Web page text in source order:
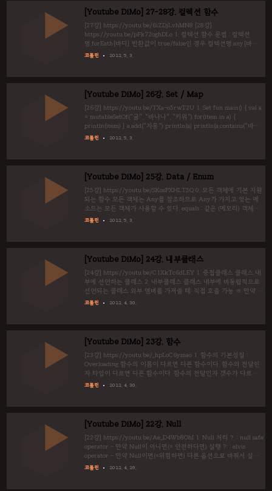
} fun getPrice(foodName: String) { val cost = when(foodName) {
F..[Youtube DiMo] 27-28강. 컬렉션 함수
[27강] https://youtu.be/6iZDjLvhMN8 [28강]
https://youtu.be/pFk72oghDLo 1. 컬렉션 함수 문법 : 컬렉션
명.forEath{바디} 반환값이 true/false인 경우 컬렉션명.any{바디}
==> OR : 하나라도 참이면 컬렉션명.all{바디} ==> AND : 모두 참
을 발생하므로 Null을 반환할 수 있도록 사용 lastOrNull
https://www.tutorialkart.com/kotlin/kotlin-..
코틀린 2022. 5. 3.
[Youtube DiMo] 26강. Set / Map
[26강] https://youtu.be/TXa-o5rwT2U 1. Set fun main() { val a
= mutableSetOf("귤", "바나나", "키위") for(item in a) {
println(item) } a.add("자몽") println(a) println(a.contains("바나
나")) a.remove("바나나") println(a) println(a.contains("바나나"))
println(lockerRoom) for..
코틀린 2022. 5. 3.
[Youtube DiMo] 25강. Data / Enum
[25강] https://youtu.be/SKosPXHLT5Q 0. 모든 객체에 기본 지원
되는 함수 모든 객체는 Any를 참조하므로 Any가 가지고 있는 메
소드는 모든 객체가 사용할 수 있다. equals : 같은 (메모리) 객체인
지 판별하는 함수 toString : 객체명@해쉬코드(16진수) ※ 아무것
// 10진수 println(a.toString()) // 16진수 println(a)
println("%x".for..
코틀린 2022. 5. 3.
[Youtube DiMo] 24강. 내부클래스
[24강] https://youtu.be/C1XkTc6dLEY 1. 중첩클래스 클래스 내
부에 선언하는 클래스 2. 내부클래스 클래스 내부에 비동립적으로
선언되는 클래스 외부 멤버를 가져쓸 때: 직접 호출 가능 ※ 만약 중
복 된다면, "this@외부.멤버"로 작성 가능 fun main() {
"Changed Outer Class" inner.introduceOuter() } class Outer { v..
코틀린 2022. 4. 30.
[Youtube DiMo] 23강. 함수
[23강] https://youtu.be/_hpLoC6ymao 1. 함수의 기본성질 :
Overloading 함수의 이름이 다르면 다른 함수이다. 함수의 전달인
자 타입이 다르면 다른 함수이다. 함수의 전달인자 갯수가 다르면
다른 함수이다. 함수의 전달 순서가 다르면 다른 함수이다. 즉, 함수
작업(기억)하기 좋게 하기 위한 방편 fun main() { myFunc(1)
myFunc("ABC") myFunc(1, "ABC") myFunc("ABC", 1) } fun
myFunc(x : Int){ pri..
코틀린 2022. 4. 30.
[Youtube DiMo] 22강. Null
[22강] https://youtu.be/Ae_D4Wb8OhI 1. Null 처리 ?. : null safe
operator - 만약 Null이 아니면(= 안전하다면) 실행 ?: : elvis
operator - 만약 Null이면(=위험하면) 다른 옵션으로 바꿔서 실행
!!. : non-null assertion operator - 그냥 해줘 (에러날 수 있음) fun
코틀린 2022. 4. 29.